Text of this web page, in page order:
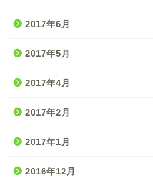
2017年6月
2017年5月
2017年4月
2017年2月
2017年1月
2016年12月